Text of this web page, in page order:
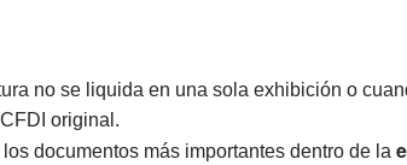
no se liquida en una sola exhibición o
original.
documentos más importantes dentro de la